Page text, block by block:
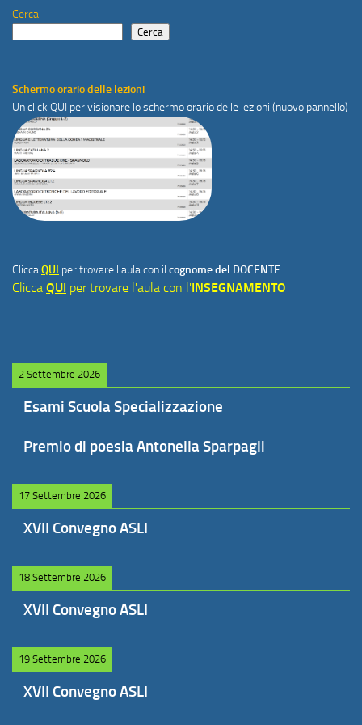
Cerca
Cerca
Schermo orario delle lezioni
Un click QUI per visionare lo schermo orario delle lezioni (nuovo pannello)
CliccaQUI per trovare l'aula con il cognome del DOCENTE
Clicca QUI per trovare l'aula con l'INSEGNAMENTO
2 Settembre 2026
Esami Scuola Specializzazione
Premio di poesia Antonella Sparpagli
17 Settembre 2026
XVII Convegno ASLI
18 Settembre 2026
XVII Convegno ASLI
19 Settembre 2026
XVII Convegno ASLI